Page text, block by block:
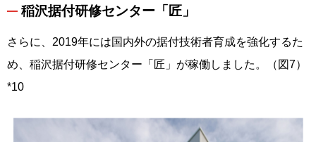
稲沢据付研修センター「匠」
さらに、2019年には国内外の据付技術者育成を強化するた
め、稲沢据付研修センター「匠」が稼働しました。（図7）
*10